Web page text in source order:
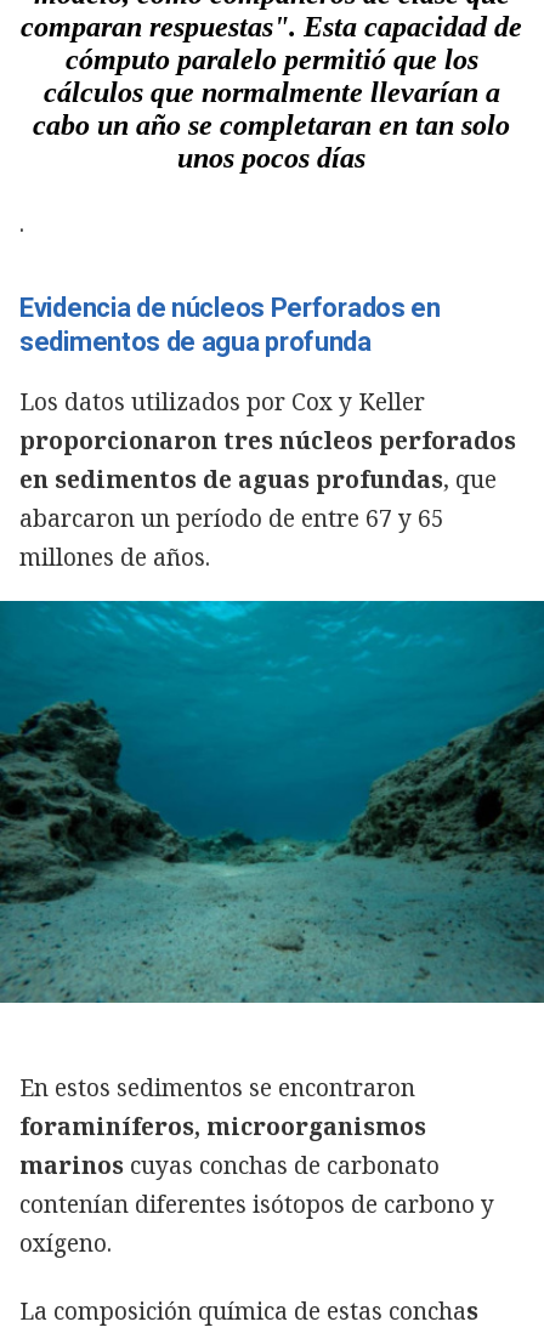
comparan respuestas". Esta capacidad de
cómputo paralelo permitió que los
cálculos que normalmente llevarían a
cabo un año se completaran en tan solo
unos pocos días
.
Evidencia de núcleos Perforados en
sedimentos de agua profunda
Los datos utilizados por Cox y Keller
proporcionaron tres núcleos perforados
en sedimentos de aguas profundas, que
abarcaron un período de entre 67 y 65
millones de años.
En estos sedimentos se encontraron
foraminíferos, microorganismos
marinos cuyas conchas de carbonato
contenían diferentes isótopos de carbono y
oxígeno.
La composición química de estas conchas